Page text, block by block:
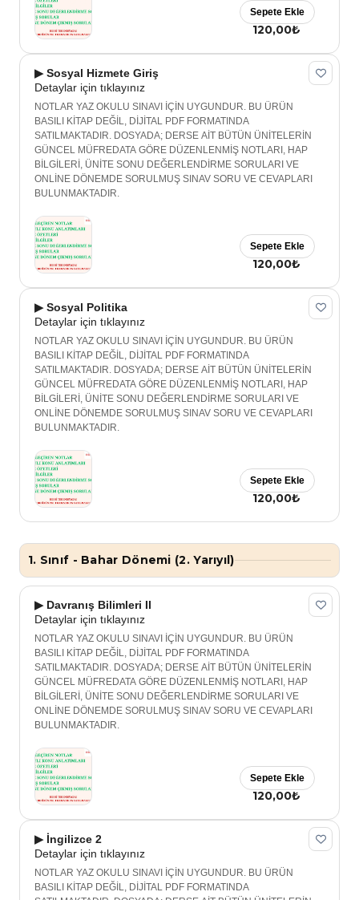
120,00₺
Sepete Ekle
▶ Sosyal Hizmete Giriş
Detaylar için tıklayınız
NOTLAR YAZ OKULU SINAVI İÇİN UYGUNDUR. BU ÜRÜN
BASILI KİTAP DEĞİL, DİJİTAL PDF FORMATINDA
SATILMAKTADIR. DOSYADA; DERSE AİT BÜTÜN ÜNİTELERİN
GÜNCEL MÜFREDATA GÖRE DÜZENLENMİŞ NOTLARI, HAP
BİLGİLERİ, ÜNİTE SONU DEĞERLENDİRME SORULARI VE
ONLİNE DÖNEMDE SORULMUŞ SINAV SORU VE CEVAPLARI
BULUNMAKTADIR.
120,00₺
Sepete Ekle
▶ Sosyal Politika
Detaylar için tıklayınız
NOTLAR YAZ OKULU SINAVI İÇİN UYGUNDUR. BU ÜRÜN
BASILI KİTAP DEĞİL, DİJİTAL PDF FORMATINDA
SATILMAKTADIR. DOSYADA; DERSE AİT BÜTÜN ÜNİTELERİN
GÜNCEL MÜFREDATA GÖRE DÜZENLENMİŞ NOTLARI, HAP
BİLGİLERİ, ÜNİTE SONU DEĞERLENDİRME SORULARI VE
ONLİNE DÖNEMDE SORULMUŞ SINAV SORU VE CEVAPLARI
BULUNMAKTADIR.
120,00₺
Sepete Ekle
1. Sınıf - Bahar Dönemi (2. Yarıyıl)
▶ Davranış Bilimleri II
Detaylar için tıklayınız
NOTLAR YAZ OKULU SINAVI İÇİN UYGUNDUR. BU ÜRÜN
BASILI KİTAP DEĞİL, DİJİTAL PDF FORMATINDA
SATILMAKTADIR. DOSYADA; DERSE AİT BÜTÜN ÜNİTELERİN
GÜNCEL MÜFREDATA GÖRE DÜZENLENMİŞ NOTLARI, HAP
BİLGİLERİ, ÜNİTE SONU DEĞERLENDİRME SORULARI VE
ONLİNE DÖNEMDE SORULMUŞ SINAV SORU VE CEVAPLARI
BULUNMAKTADIR.
120,00₺
Sepete Ekle
▶ İngilizce 2
Detaylar için tıklayınız
NOTLAR YAZ OKULU SINAVI İÇİN UYGUNDUR. BU ÜRÜN
BASILI KİTAP DEĞİL, DİJİTAL PDF FORMATINDA